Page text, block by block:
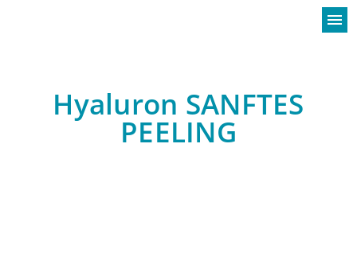
menu
Hyaluron SANFTES
PEELING